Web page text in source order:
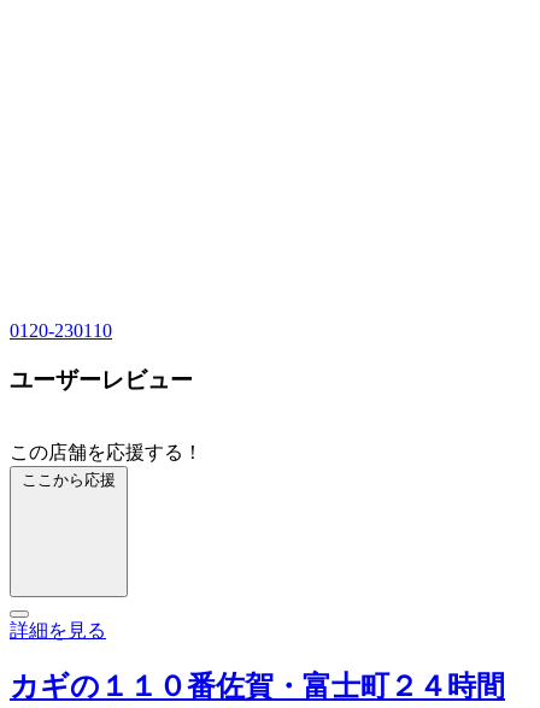
0120-230110
ユーザーレビュー
この店舗を応援する！
ここから応援
詳細を見る
カギの１１０番佐賀・富士町２４時間